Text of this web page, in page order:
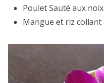
Poulet Sauté aux
Mangue et riz collant